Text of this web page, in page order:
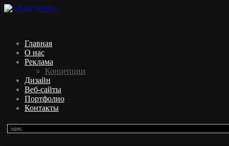
Главная
О нас
Реклама
Концепции
Дизайн
Веб-сайты
Портфолио
Контакты